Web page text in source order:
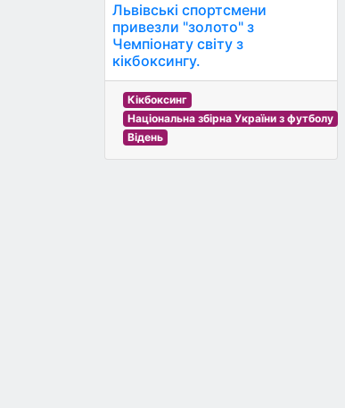
Львівські спортсмени
привезли "золото" з
Чемпіонату світу з
кікбоксингу.
Кікбоксинг
Національна збірна України з футболу
Відень